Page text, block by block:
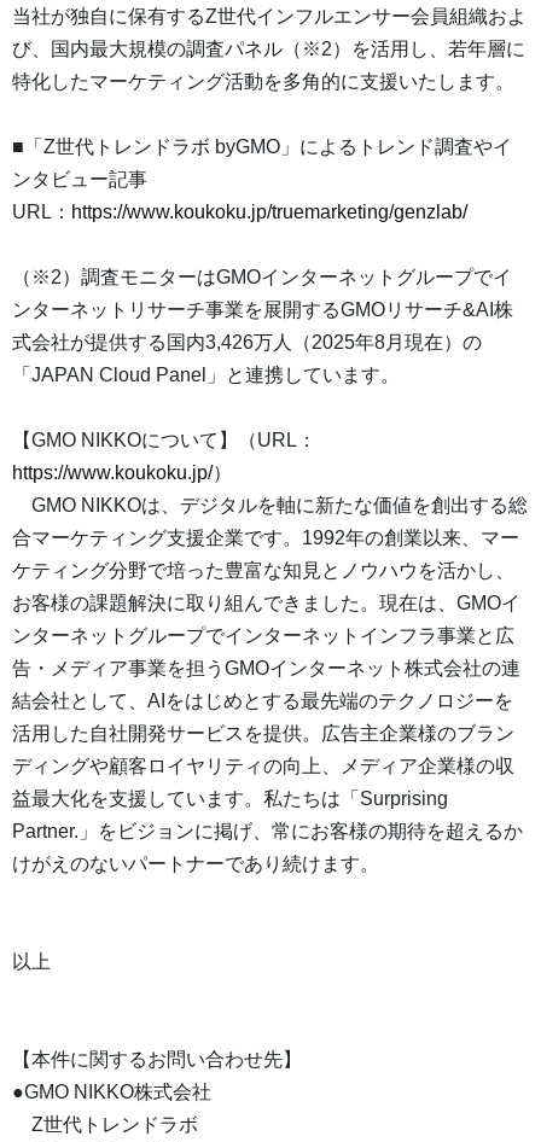
当社が独自に保有するZ世代インフルエンサー会員組織およ
び、国内最大規模の調査パネル（※2）を活用し、若年層に
特化したマーケティング活動を多角的に支援いたします。
■「Z世代トレンドラボ byGMO」によるトレンド調査やイ
ンタビュー記事
URL： https://www.koukoku.jp/truemarketing/genzlab/
（※2）調査モニターはGMOインターネットグループでイ
ンターネットリサーチ事業を展開するGMOリサーチ&AI株
式会社が提供する国内3,426万人（2025年8月現在）の
「JAPAN Cloud Panel」と連携しています。
【GMO NIKKOについて】（URL：
https://www.koukoku.jp/）
GMO NIKKOは、デジタルを軸に新たな価値を創出する総
合マーケティング支援企業です。1992年の創業以来、マー
ケティング分野で培った豊富な知見とノウハウを活かし、
お客様の課題解決に取り組んできました。現在は、GMOイ
ンターネットグループでインターネットインフラ事業と広
告・メディア事業を担うGMOインターネット株式会社の連
結会社として、AIをはじめとする最先端のテクノロジーを
活用した自社開発サービスを提供。広告主企業様のブラン
ディングや顧客ロイヤリティの向上、メディア企業様の収
益最大化を支援しています。私たちは「Surprising
Partner.」をビジョンに掲げ、常にお客様の期待を超えるか
けがえのないパートナーであり続けます。
以上
【本件に関するお問い合わせ先】
●GMO NIKKO株式会社
Z世代トレンドラボ